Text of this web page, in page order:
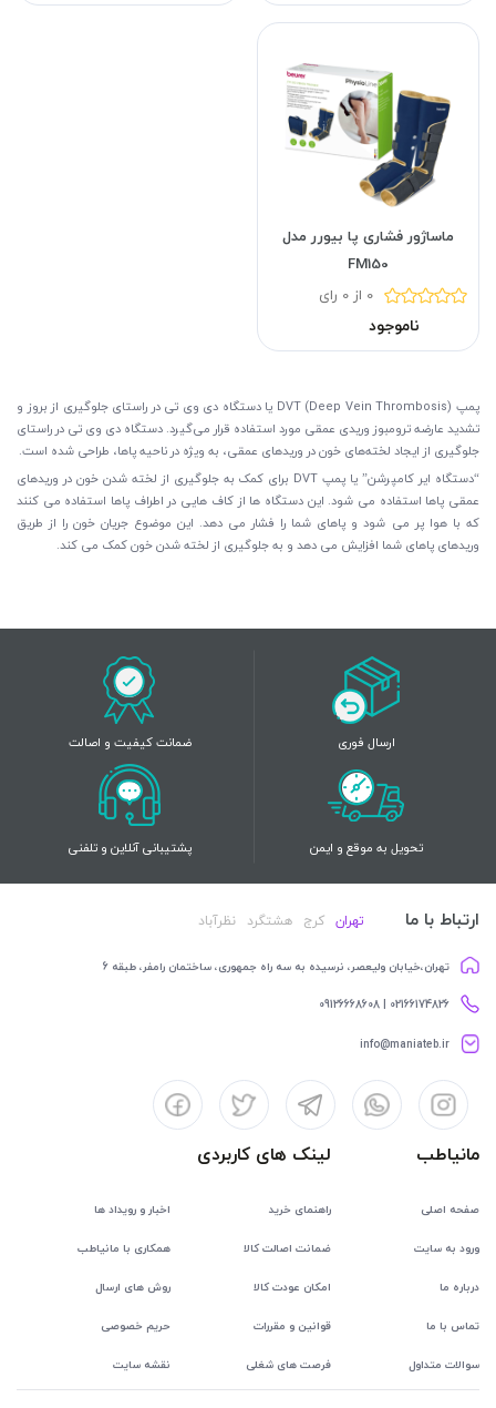
ماساژور فشاری پا بیورر مدل
FM150
0 از 0 رای
ناموجود
پمپ DVT (Deep Vein Thrombosis) یا دستگاه دی وی تی در راستای جلوگیری از بروز و
تشدید عارضه ترومبوز وریدی عمقی مورد استفاده قرار می‌گیرد. دستگاه دی وی تی در راستای
جلوگیری از ایجاد لخته‌های خون در وریدهای عمقی، به ویژه در ناحیه پاها، طراحی شده است.
“دستگاه ایر کامپرشن” یا پمپ DVT برای کمک به جلوگیری از لخته شدن خون در وریدهای
عمقی پاها استفاده می شود. این دستگاه ها از کاف هایی در اطراف پاها استفاده می کنند
که با هوا پر می شود و پاهای شما را فشار می دهد. این موضوع جریان خون را از طریق
وریدهای پاهای شما افزایش می دهد و به جلوگیری از لخته شدن خون کمک می کند.
ارسال فوری ضمانت کیفیت و اصالت
تحویل به موقع و ایمن پشتیبانی آنلاین و تلفنی
ارتباط با ما تهران کرج هشتگرد نظرآباد
تهران،خیابان ولیعصر، نرسیده به سه راه جمهوری، ساختمان رامفر، طبقه 6
02166174826 | 09126668608
info@maniateb.ir
مانیاطب
صفحه اصلی
ورود به سایت
درباره ما
تماس با ما
سوالات متداول
لینک های کاربردی
راهنمای خرید اخبار و رویداد ها
ضمانت اصالت کالا همکاری با مانیاطب
امکان عودت کالا روش های ارسال
قوانین و مقررات حریم خصوصی
فرصت های شغلی نقشه سایت